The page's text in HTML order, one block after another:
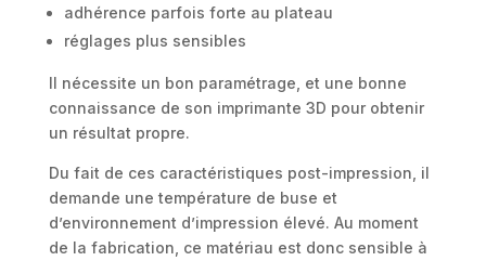
adhérence parfois forte au plateau
réglages plus sensibles
Il nécessite un bon paramétrage, et une bonne
connaissance de son imprimante 3D pour obtenir
un résultat propre.
Du fait de ces caractéristiques post-impression, il
demande une température de buse et
d’environnement d’impression élevé. Au moment
de la fabrication, ce matériau est donc sensible à